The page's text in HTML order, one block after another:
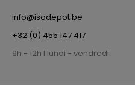
info@isodepot.be
+32 (0) 455 147 417
9h - 12h I lundi - vendredi